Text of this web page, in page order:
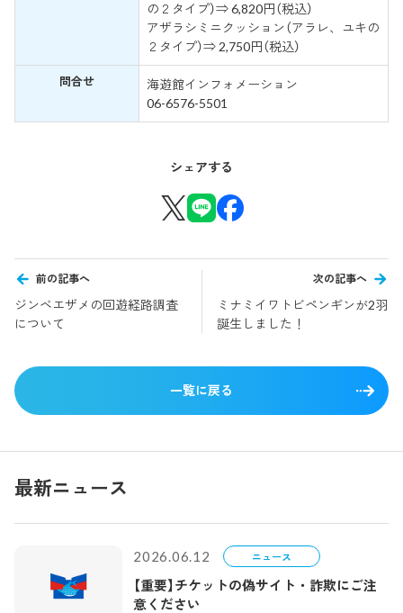
の２タイプ）⇒ 6,820円（税込）
アザラシミニクッション（アラレ、ユキの
２タイプ）⇒ 2,750円（税込）
問合せ
海遊館インフォメーション
06-6576-5501
シェアする
前の記事へ
ジンベエザメの回遊経路調査
について
次の記事へ
ミナミイワトビペンギンが2羽
誕生しました！
一覧に戻る
最新ニュース
2026.06.12 ニュース
【重要】チケットの偽サイト・詐欺にご注
意ください